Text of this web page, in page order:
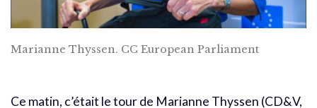
Marianne Thyssen. CC European Parliament
Ce matin, c’était le tour de Marianne Thyssen (CD&V,